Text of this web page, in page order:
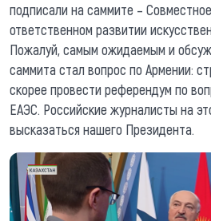
подписали на саммите –
ответственном развитии
Пожалуй, самым ожидаемым и
саммита стал вопрос по Армении:
скорее провести референдум по
ЕАЭС. Российские журналисты на
высказаться нашего Президента.